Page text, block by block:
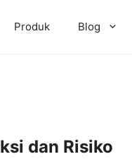
Produk Blog
dan Risiko